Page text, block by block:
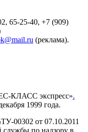
65-25-40, +7 (909)
(реклама).
КЛАСС экспресс».
1999 года.
00302 от 07.10.2011
по надзору в